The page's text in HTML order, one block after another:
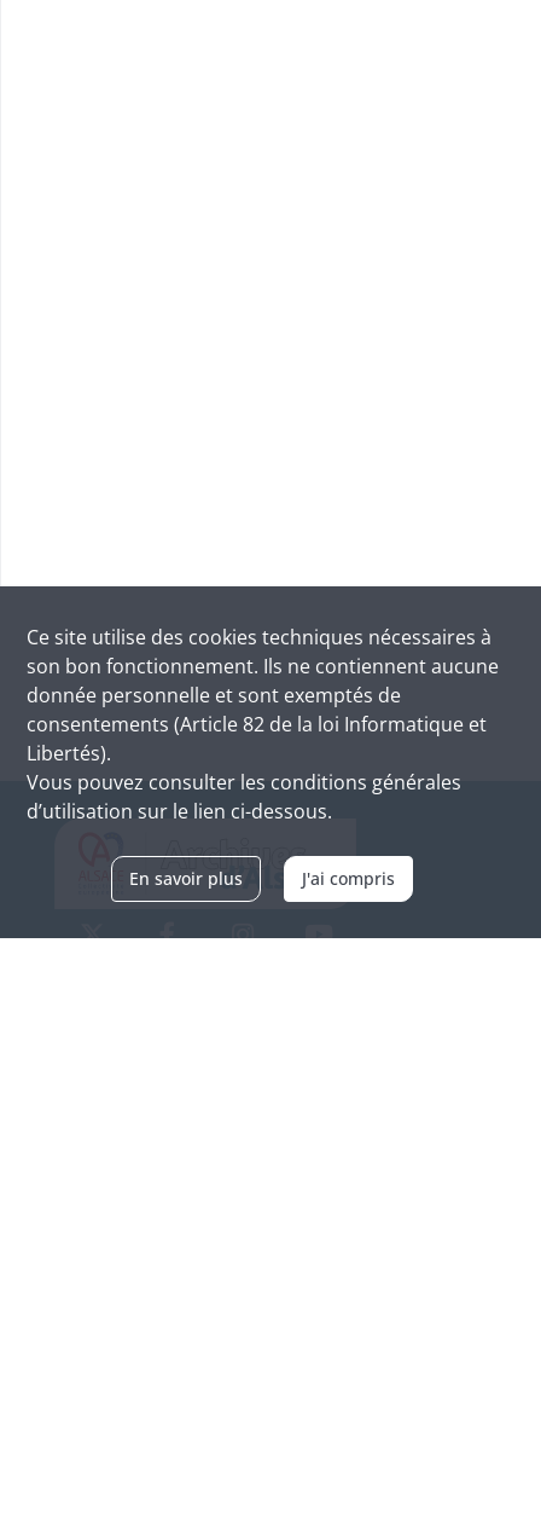
Ce site utilise des cookies techniques nécessaires à
son bon fonctionnement. Ils ne contiennent aucune
donnée personnelle et sont exemptés de
consentements (Article 82 de la loi Informatique et
Libertés).
Vous pouvez consulter les conditions générales
d’utilisation sur le lien ci-dessous.
En savoir plus J'ai compris